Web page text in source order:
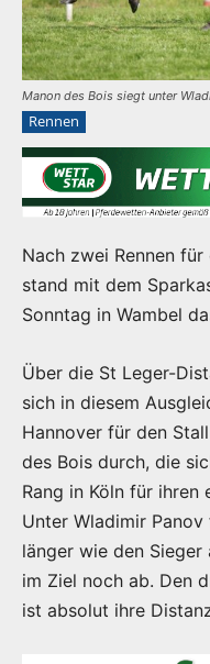
Manon des Bois siegt unter
Rennen
Nach zwei Rennen
stand mit dem
Sonntag in Wambel
Über die St Leger-
sich in diesem
Hannover für den
des Bois durch, die
Rang in Köln für ihren
Unter Wladimir
länger wie den Sieger
im Ziel noch ab. Den
ist absolut ihre